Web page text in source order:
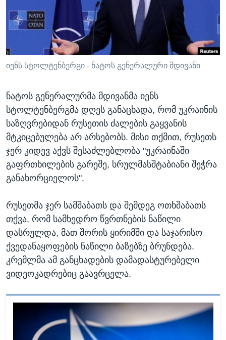
ᲡᲢᲣᲓᲘᲐ ᲕᲐᲨᲘᲜᲒᲢᲝᲜᲘ
ᲔᲙᲝᲜᲝᲛᲘᲙᲐ
ᲯᲐᲜᲛᲠᲗᲔᲚᲝᲑᲐ
ᲛᲔᲪᲜᲘᲔᲠᲔᲑᲐ
ᲘᲜᲢᲔᲠᲕᲘᲣ
ᲒᲐᲚᲘᲚᲔᲝ
ᲓᲔᲖᲘᲜᲤᲝᲠᲛᲐᲪᲘᲐ
Learning English
ᲗᲕᲐᲚᲘ ᲒᲕᲐᲓᲔᲕᲜᲔᲗ
ენები
იენს სტოლტენბერგი - ნატოს გენერალური მდივანი
ნატოს გენერალურმა მდივანმა იენს
სტოლტენბერგმა დღეს განაცხადა, რომ უკრაინის
საზღვრებიდან რუსეთის ძალების გაყვანის
მტკიცებულება არ არსებობს. მისი თქმით, რუსეთს
ჯერ კიდევ აქვს შესაძლებლობა "უკრაინაში
გაფრთხილების გარეშე, სრულმასშტაბიანი შეჭრა
განახორციელოს".
რუსეთმა ჯერ სამშაბათს და შემდეგ ოთხშაბათს
თქვა, რომ სამხედრო წვრთნების ნაწილი
დასრულდა, მათ შორის ყირიმში და საჯარისო
ქვედანაყოფების ნაწილი ბაზებზე ბრუნდება.
კრემლმა ამ განცხადების დამადასტურებელი
ვიდეოკადრებიც გაავრცელა.